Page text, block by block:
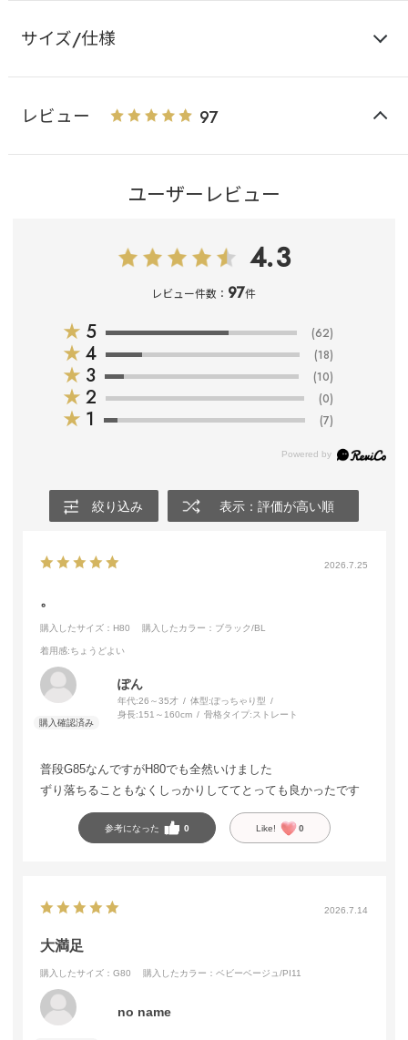
サイズ/仕様
レビュー 97
ユーザーレビュー
4.3
レビュー件数： 97件
★ 5 (62)
★ 4 (18)
★ 3 (10)
★ 2 (0)
★ 1 (7)
絞り込み 表示：評価が高い順
2026.7.25
。
購入したサイズ：H80 購入したカラー：ブラック/BL
着用感:ちょうどよい
ぽん
年代:26～35才 体型:ぽっちゃり型
身長:151～160cm 骨格タイプ:ストレート
普段G85なんですがH80でも全然いけました
ずり落ちることもなくしっかりしててとっても良かったです
参考になった 0 Like! 0
2026.7.14
大満足
購入したサイズ：G80 購入したカラー：ベビーベージュ/PI11
no name